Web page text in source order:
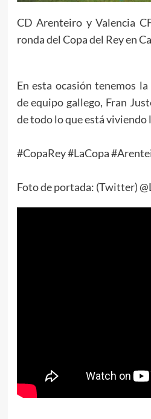
CD Arenteiro y Valencia
ronda del Copa del Rey en
En esta ocasión tenemos
de equipo gallego, Fran
de todo lo que está viviendo
#CopaRey #LaCopa
Foto de portada: (Twitter)